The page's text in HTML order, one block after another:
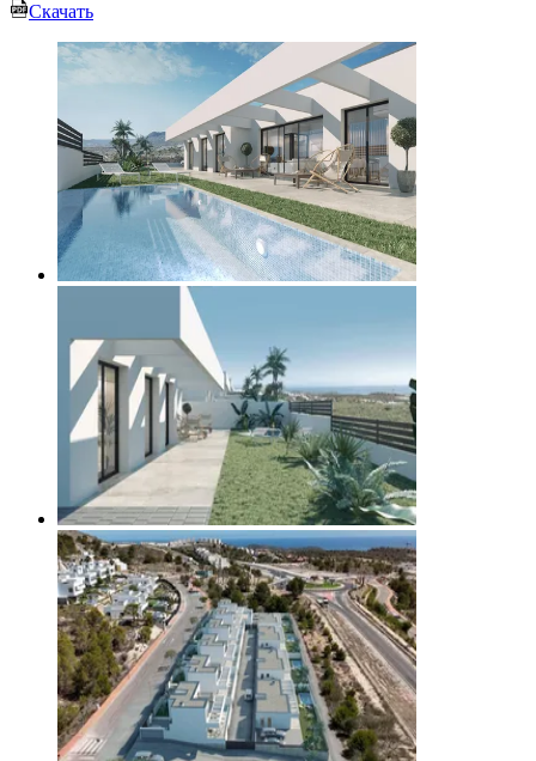
Скачать